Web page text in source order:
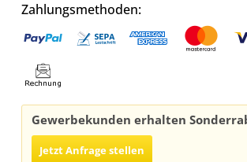
Zahlungsmethoden:
Gewerbekunden erhalten
Jetzt Anfrage stellen